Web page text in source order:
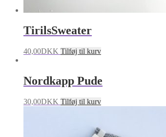
TirilsSweater
40,00DKK Tilføj til kurv
Nordkapp Pude
30,00DKK Tilføj til kurv